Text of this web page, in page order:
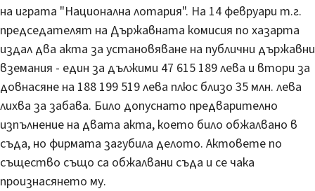
на играта "Национална лотария". На 14 февруари т.г.
председателят на Държавната комисия по хазарта
издал два акта за установяване на публични държавни
вземания - един за дължими 47 615 189 лева и втори за
довнасяне на 188 199 519 лева плюс близо 35 млн. лева
лихва за забава. Било допуснато предварително
изпълнение на двата акта, което било обжалвано в
съда, но фирмата загубила делото. Актовете по
същество също са обжалвани съда и се чака
произнасянето му.